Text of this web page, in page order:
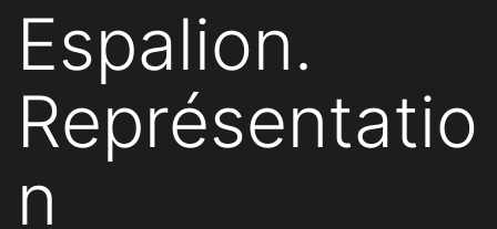
Espalion.
Représentatio
n